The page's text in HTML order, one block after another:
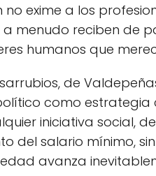
exime a los
menudo reciben de
humanos que
de
como estrategia
iniciativa social,
del salario mínimo,
avanza